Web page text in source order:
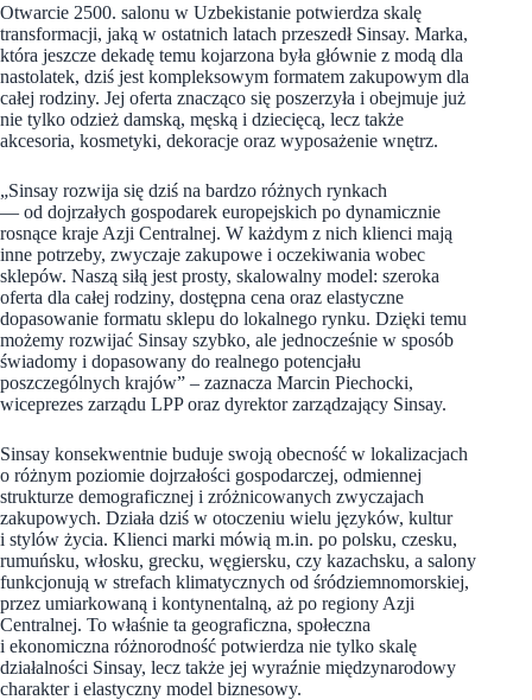
Otwarcie 2500. salonu w Uzbekistanie potwierdza skalę
transformacji, jaką w ostatnich latach przeszedł Sinsay. Marka,
która jeszcze dekadę temu kojarzona była głównie z modą dla
nastolatek, dziś jest kompleksowym formatem zakupowym dla
całej rodziny. Jej oferta znacząco się poszerzyła i obejmuje już
nie tylko odzież damską, męską i dziecięcą, lecz także
akcesoria, kosmetyki, dekoracje oraz wyposażenie wnętrz.
„Sinsay rozwija się dziś na bardzo różnych rynkach
— od dojrzałych gospodarek europejskich po dynamicznie
rosnące kraje Azji Centralnej. W każdym z nich klienci mają
inne potrzeby, zwyczaje zakupowe i oczekiwania wobec
sklepów. Naszą siłą jest prosty, skalowalny model: szeroka
oferta dla całej rodziny, dostępna cena oraz elastyczne
dopasowanie formatu sklepu do lokalnego rynku. Dzięki temu
możemy rozwijać Sinsay szybko, ale jednocześnie w sposób
świadomy i dopasowany do realnego potencjału
poszczególnych krajów” – zaznacza Marcin Piechocki,
wiceprezes zarządu LPP oraz dyrektor zarządzający Sinsay.
Sinsay konsekwentnie buduje swoją obecność w lokalizacjach
o różnym poziomie dojrzałości gospodarczej, odmiennej
strukturze demograficznej i zróżnicowanych zwyczajach
zakupowych. Działa dziś w otoczeniu wielu języków, kultur
i stylów życia. Klienci marki mówią m.in. po polsku, czesku,
rumuńsku, włosku, grecku, węgiersku, czy kazachsku, a salony
funkcjonują w strefach klimatycznych od śródziemnomorskiej,
przez umiarkowaną i kontynentalną, aż po regiony Azji
Centralnej. To właśnie ta geograficzna, społeczna
i ekonomiczna różnorodność potwierdza nie tylko skalę
działalności Sinsay, lecz także jej wyraźnie międzynarodowy
charakter i elastyczny model biznesowy.